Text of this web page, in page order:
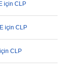
için CLP
için CLP
CLP